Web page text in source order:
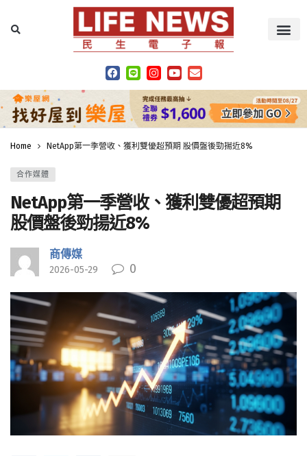
Home NetApp第一季營收、獲利雙優超預期 股價盤後勁揚近8%
合作媒體
NetApp第一季營收、獲利雙優超預期
股價盤後勁揚近8%
商傳媒
2026-05-29 0